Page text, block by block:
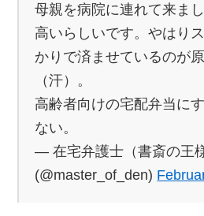
母親を病院に連れて来ま
高いらしいです。やはり
かりで済ませているのが
（汗）。
高齢者向けの宅配弁当に
ない。
— 在宅弁護士（書斎の王様
(@master_of_den)